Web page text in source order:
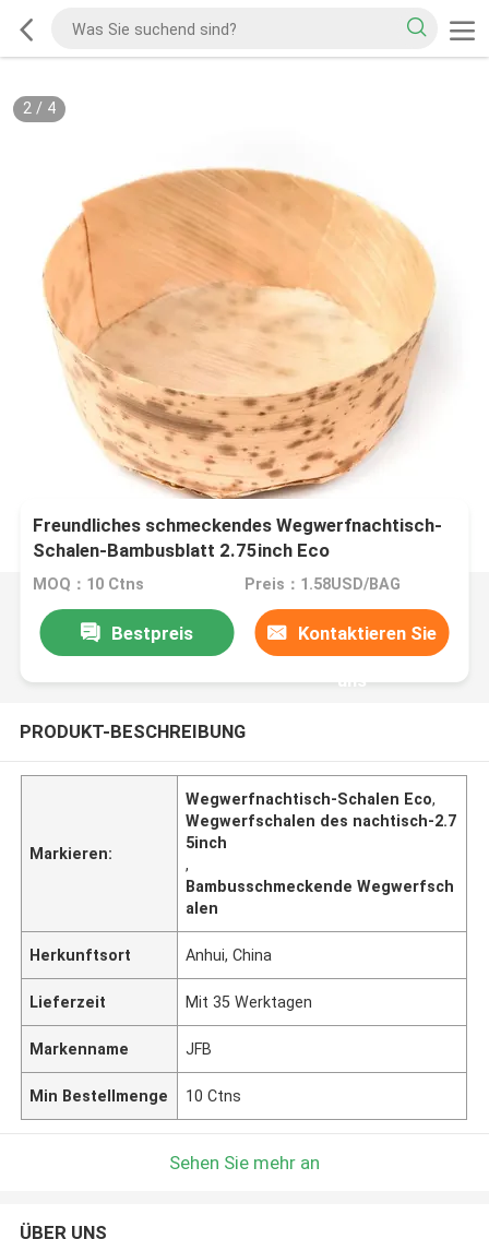
2/ 4
Freundliches schmeckendes Wegwerfnachtisch-
Schalen-Bambusblatt 2.75inch Eco
MOQ：10 Ctns Preis：1.58USD/BAG
Bestpreis Kontaktieren Sie
uns
PRODUKT-BESCHREIBUNG
Markieren:
Wegwerfnachtisch-Schalen Eco,
Wegwerfschalen des nachtisch-2.7
5inch
,
Bambusschmeckende Wegwerfsch
alen
Herkunftsort Anhui, China
Lieferzeit Mit 35 Werktagen
Markenname JFB
Min Bestellmenge 10 Ctns
Sehen Sie mehr an
ÜBER UNS